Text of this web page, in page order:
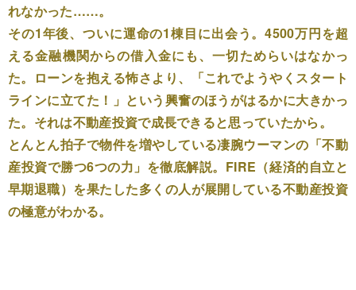
れなかった……。
その1年後、ついに運命の1棟目に出会う。4500万円を超
える金融機関からの借入金にも、一切ためらいはなかっ
た。ローンを抱える怖さより、「これでようやくスタート
ラインに立てた！」という興奮のほうがはるかに大きかっ
た。それは不動産投資で成長できると思っていたから。
とんとん拍子で物件を増やしている凄腕ウーマンの「不動
産投資で勝つ6つの力」を徹底解説。FIRE（経済的自立と
早期退職）を果たした多くの人が展開している不動産投資
の極意がわかる。